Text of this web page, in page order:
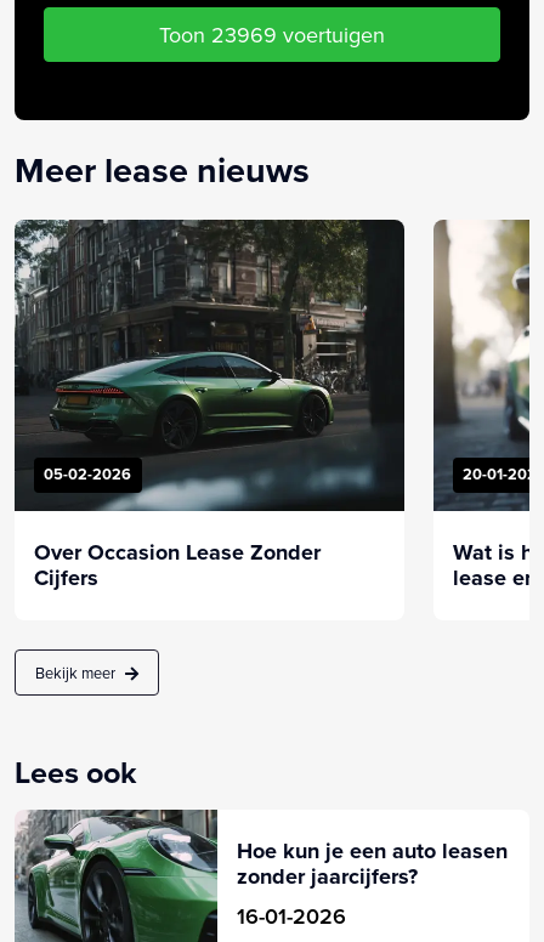
Toon 23969 voertuigen
Meer lease nieuws
05-02-2026
Over Occasion Lease Zonder
Cijfers
20-01-
Wat is
lease
Bekijk meer
Lees ook
Hoe kun je een auto leasen
zonder jaarcijfers?
16-01-2026